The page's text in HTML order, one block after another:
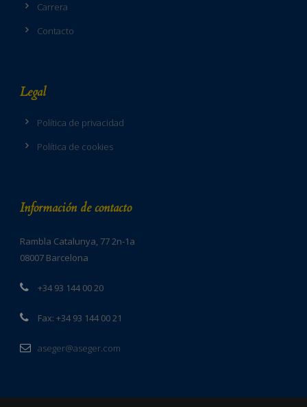
Carrera
Contacto
Legal
Política de privacidad
Política de cookies
Información de contacto
Rambla Catalunya, 77 2n-1a
08007 Barcelona
+34 93 144 00 20
Fax: +34 93 144 00 21
aseger@aseger.com